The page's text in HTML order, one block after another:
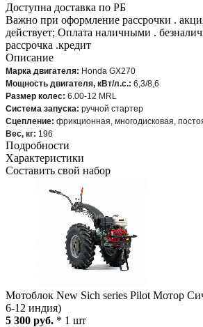
Доступна доставка по РБ
Важно при оформление рассрочки .
действует; Оплата наличными .
рассрочка .кредит
Описание
Марка двигателя: Honda GX270
Мощность двигателя, кВт/л.с.: 6,3/8,6
Размер колес: 6.00-12 MRL
Система запуска: ручной стартер
Сцепление: фрикционная, многодисковая,
Вес, кг: 196
Подробности
Характеристики
Составить свой набор
Мотоблок New Sich series Pilot Мотор
6-12 индия)
5 300 руб. * 1 шт